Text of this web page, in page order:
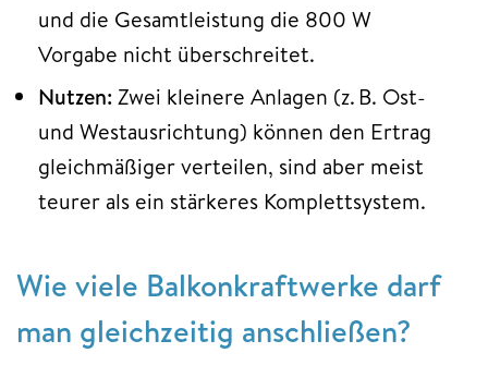
und die Gesamtleistung die 800 W
Vorgabe nicht überschreitet.
Nutzen: Zwei kleinere Anlagen (z. B. Ost-
und Westausrichtung) können den Ertrag
gleichmäßiger verteilen, sind aber meist
teurer als ein stärkeres Komplettsystem.
Wie viele Balkonkraftwerke darf
man gleichzeitig anschließen?